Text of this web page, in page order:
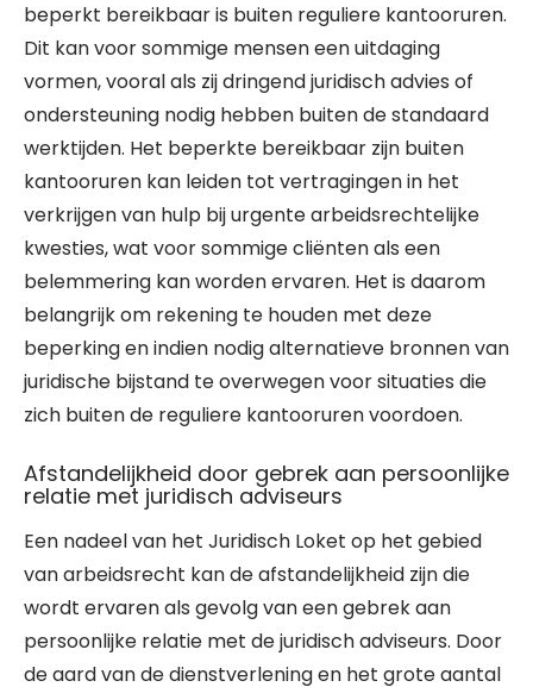
beperkt bereikbaar is buiten reguliere kantooruren.
Dit kan voor sommige mensen een uitdaging
vormen, vooral als zij dringend juridisch advies of
ondersteuning nodig hebben buiten de standaard
werktijden. Het beperkte bereikbaar zijn buiten
kantooruren kan leiden tot vertragingen in het
verkrijgen van hulp bij urgente arbeidsrechtelijke
kwesties, wat voor sommige cliënten als een
belemmering kan worden ervaren. Het is daarom
belangrijk om rekening te houden met deze
beperking en indien nodig alternatieve bronnen van
juridische bijstand te overwegen voor situaties die
zich buiten de reguliere kantooruren voordoen.
Afstandelijkheid door gebrek aan persoonlijke
relatie met juridisch adviseurs
Een nadeel van het Juridisch Loket op het gebied
van arbeidsrecht kan de afstandelijkheid zijn die
wordt ervaren als gevolg van een gebrek aan
persoonlijke relatie met de juridisch adviseurs. Door
de aard van de dienstverlening en het grote aantal